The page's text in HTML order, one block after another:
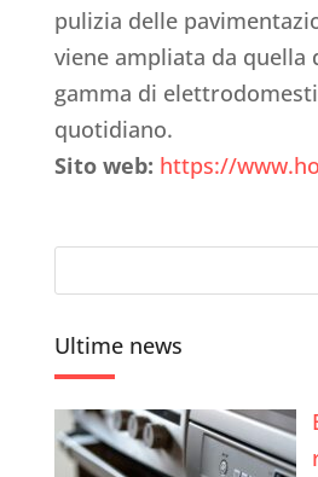
pulizia delle
viene ampliata da quella
gamma di
quotidiano.
Sito web: https://
Ultime news